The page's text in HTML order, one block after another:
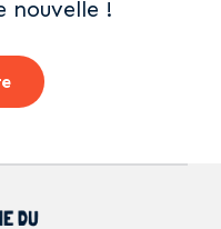
nouvelle !